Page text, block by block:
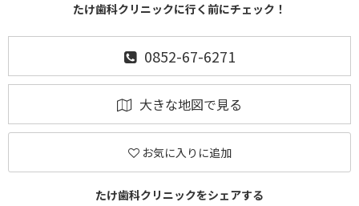
たけ歯科クリニックに行く前にチェック！
0852-67-6271
大きな地図で見る
お気に入りに追加
たけ歯科クリニックをシェアする